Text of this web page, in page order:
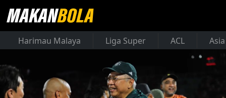
Harimau Malaya Liga Super ACL